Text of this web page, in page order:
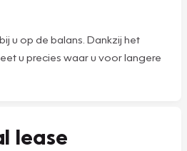
u op de balans. Dankzij het
u precies waar u voor langere
lease